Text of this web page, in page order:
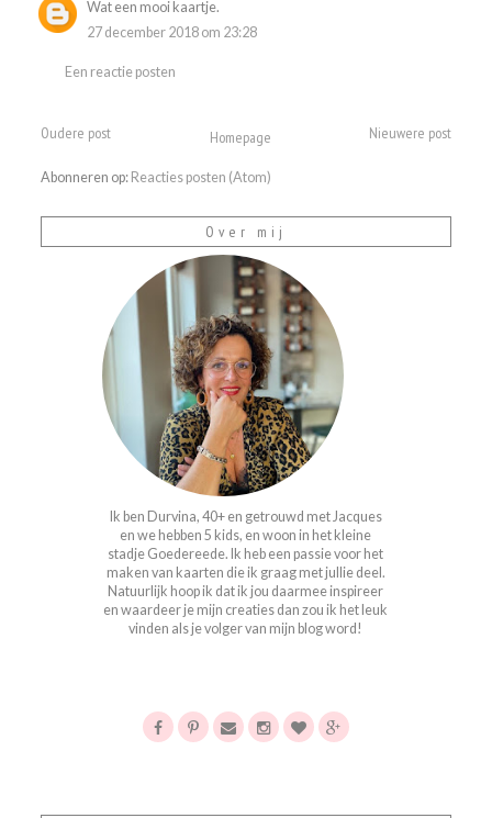
Wat een mooi kaartje.
27 december 2018 om 23:28
Een reactie posten
Nieuwere post
Oudere post Homepage
Abonneren op: Reacties posten (Atom)
Over mij
Ik ben Durvina, 40+ en getrouwd met Jacques
en we hebben 5 kids, en woon in het kleine
stadje Goedereede. Ik heb een passie voor het
maken van kaarten die ik graag met jullie deel.
Natuurlijk hoop ik dat ik jou daarmee inspireer
en waardeer je mijn creaties dan zou ik het leuk
vinden als je volger van mijn blog word!